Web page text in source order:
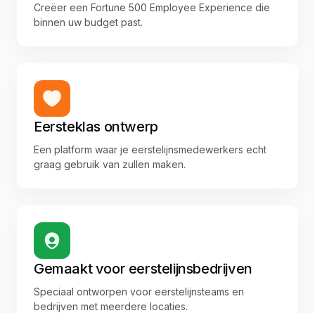
Creëer een Fortune 500 Employee Experience die
binnen uw budget past.
Eersteklas ontwerp
Een platform waar je eerstelijnsmedewerkers echt
graag gebruik van zullen maken.
Gemaakt voor eerstelijnsbedrijven
Speciaal ontworpen voor eerstelijnsteams en
bedrijven met meerdere locaties.